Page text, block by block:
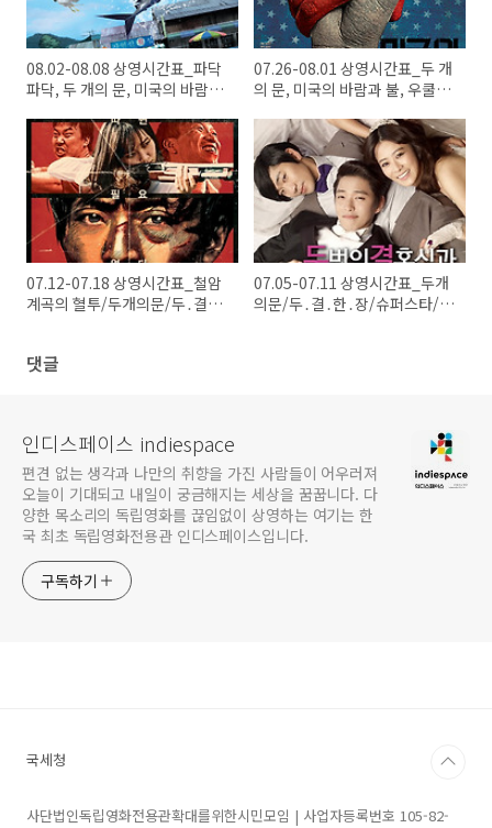
08.02-08.08 상영시간표_파닥
파닥, 두 개의 문, 미국의 바람과
곡의 혈투, 두.결.한.장, 어머니
07.26-08.01 상영시간표_두 개
의 문, 미국의 바람과 불, 우쿨렐
두.결.한.장, 돼지의 왕, 어머니
07.12-07.18 상영시간표_철암
계곡의 혈투/두개의문/두․결․
07.05-07.11 상영시간표_두개
의문/두․결․한․장/슈퍼스타/돼
댓글
인디스페이스 indiespace
편견 없는 생각과 나만의 취향을 가진 사람들이 어우러져
오늘이 기대되고 내일이 궁금해지는 세상을 꿈꿉니다. 다
양한 목소리의 독립영화를 끊임없이 상영하는 여기는 한
국 최초 독립영화전용관 인디스페이스입니다.
구독하기
국세청
사단법인독립영화전용관확대를위한시민모임 | 사업자등록번호 105-82-